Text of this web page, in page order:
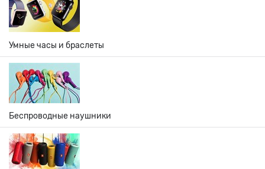
Умные часы и браслеты
Беспроводные наушники